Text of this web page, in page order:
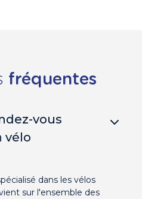
fréquentes
vous
vélo
dans les vélos
sur l'ensemble des